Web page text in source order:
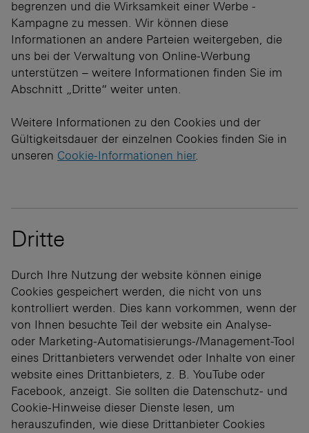
begrenzen und die Wirksamkeit einer Werbe -
Kampagne zu messen. Wir können diese
Informationen an andere Parteien weitergeben, die
uns bei der Verwaltung von Online-Werbung
unterstützen – weitere Informationen finden Sie im
Abschnitt „Dritte“ weiter unten.
Weitere Informationen zu den Cookies und der
Gültigkeitsdauer der einzelnen Cookies finden Sie in
unseren Cookie-Informationen hier.
Dritte
Durch Ihre Nutzung der website können einige
Cookies gespeichert werden, die nicht von uns
kontrolliert werden. Dies kann vorkommen, wenn der
von Ihnen besuchte Teil der website ein Analyse-
oder Marketing-Automatisierungs-/Management-Tool
eines Drittanbieters verwendet oder Inhalte von einer
website eines Drittanbieters, z. B. YouTube oder
Facebook, anzeigt. Sie sollten die Datenschutz- und
Cookie-Hinweise dieser Dienste lesen, um
herauszufinden, wie diese Drittanbieter Cookies